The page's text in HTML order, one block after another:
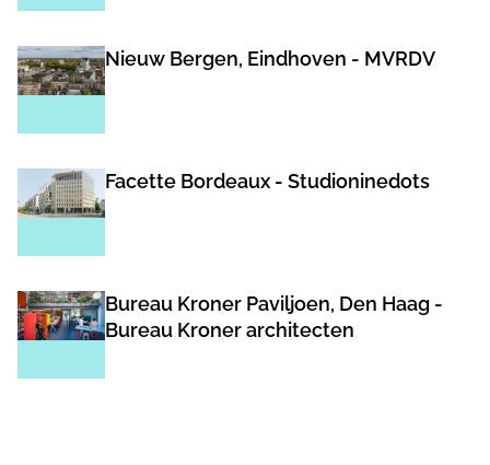
Nieuw Bergen, Eindhoven - MVRDV
Facette Bordeaux - Studioninedots
Bureau Kroner Paviljoen, Den Haag -
Bureau Kroner architecten